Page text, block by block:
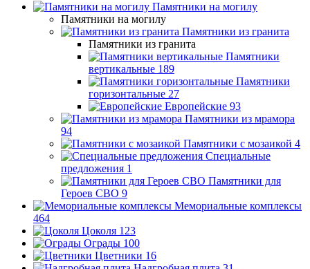
Памятники на могилу
Памятники на могилу
Памятники из гранита
Памятники из гранита
Памятники
вертикальные 189
Памятники
горизонтальные 27
Европейские 93
Памятники из мрамора
94
Памятники с мозаикой 4
Специальные
предложения 1
Памятники для
Героев СВО 9
Мемориальные комплексы
464
Цоколя 123
Ограды 100
Цветники 16